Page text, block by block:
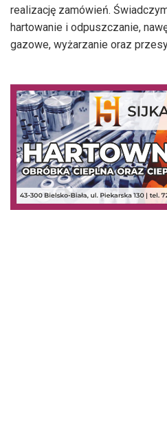
realizację zamówień.
hartowanie i odpuszczanie,
gazowe, wyżarzanie oraz